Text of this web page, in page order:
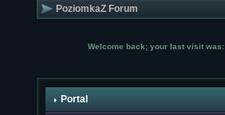
PoziomkaZ Forum
Welcome back; your last visit was:
Portal